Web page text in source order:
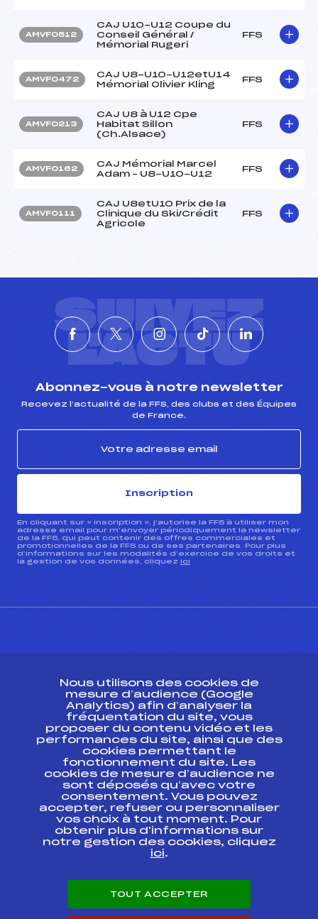
AMVF0512
CAJ U10-U12 Coupe du
Conseil Général /
Mémorial Rugeri
FFS
AMVF0472
CAJ U8-U10-U12etU14
Mémorial Olivier Kling
FFS
AMVF0213
CAJ U8 à U12 Cpe
Habitat Sillon
(Ch.Alsace)
FFS
AMVF0162
CAJ Mémorial Marcel
Adam – U8-U10-U12
FFS
AMVF0111
CAJ U8etU10 Prix de la
Clinique du Ski/Crédit
Agricole
FFS
SUIVEZ
L'ACTU
Abonnez-vous à notre newsletter
Recevez l’actualité de la FFS, des clubs et des Équipes
de France.
Inscription
En cliquant sur « inscription », j’autorise la FFS à utiliser mon
adresse email pour m’envoyer périodiquement la newsletter
de la FFS, qui peut contenir des offres commerciales et
promotionnelles de la FFS ou de ses partenaires. Pour plus
d’informations sur les modalités d’exercice de vos droits et
la gestion de vos données, cliquez ici
ESPACE PRESSE
Ressources
Pass’Neige
Projet sportif fédéral
Projet de performance fédéral
Antidopage
Pôle Développement, Formation, Suivi
Scientifique
Listes ministérielles
Pôle vie de l’athlète
Carrières
Nous utilisons des cookies de
mesure d’audience (Google
Analytics) afin d’analyser la
fréquentation du site, vous
proposer du contenu vidéo et les
performances du site, ainsi que des
cookies permettant le
fonctionnement du site. Les
cookies de mesure d’audience ne
sont déposés qu’avec votre
consentement. Vous pouvez
accepter, refuser ou personnaliser
vos choix à tout moment. Pour
obtenir plus d'informations sur
notre gestion des cookies, cliquez
ici.
TOUT ACCEPTER